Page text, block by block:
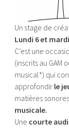
Un stage de
Lundi 6 et
C’est une
(inscrits au GAM
musical*) qui
approfondir le
matières
musicale.
Une courte